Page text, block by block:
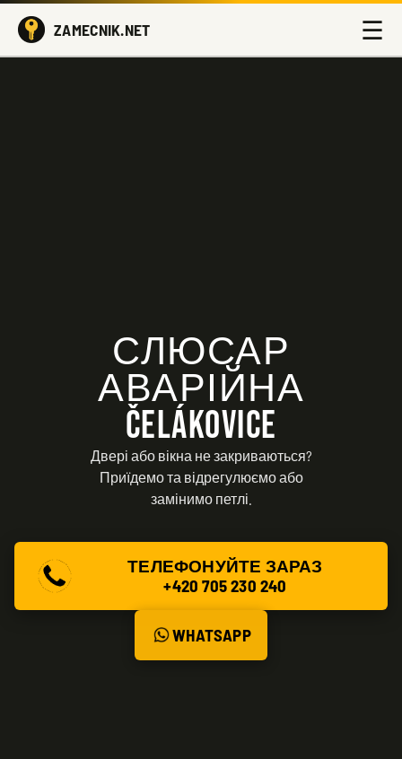
ZAMECNIK.NET ☰
СЛЮСАР
АВАРІЙНА
ČELÁKOVICE
Двері або вікна не закриваються?
Приїдемо та відрегулюємо або
замінимо петлі.
ТЕЛЕФОНУЙТЕ ЗАРАЗ
+420 705 230 240
WHATSAPP